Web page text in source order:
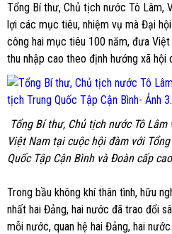
Tổng Bí thư, Chủ tịch nước Tô Lâm,
lợi các mục tiêu, nhiệm vụ mà Đại
công hai mục tiêu 100 năm, đưa
thu nhập cao theo định hướng xã hội
Tổng Bí thư, Chủ tịch nước Tô
Việt Nam tại cuộc hội đàm với
Quốc Tập Cận Bình và Đoàn cấp
Trong bầu không khí thân tình, hữu
nhất hai Đảng, hai nước đã trao đổi
mỗi nước, quan hệ hai Đảng, hai